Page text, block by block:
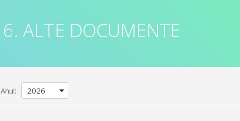
6. ALTE DOCUMENTE
Anul: